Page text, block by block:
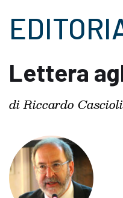
Lettera
di Riccardo Cascioli